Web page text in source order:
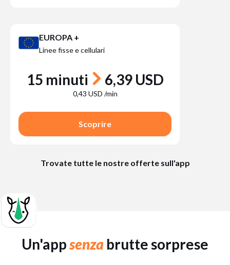
EUROPA +
Linee fisse e cellulari
15 minuti 6,39 USD
0,43 USD /min
Scoprire
Trovate tutte le nostre offerte sull'app
Un'appsenza brutte sorprese